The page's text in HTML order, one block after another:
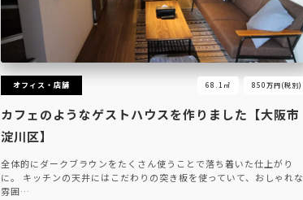
オフィス・店舗 68.1㎡ 850万円(税別)
カフェのようなゲストハウスを作りました【大阪市
淀川区】
全体的にダークブラウンをたくさん使うことで落ち着いた仕上がり
に。 キッチンの天井にはこだわりの突き板を使っていて、おしゃれな
雰囲…